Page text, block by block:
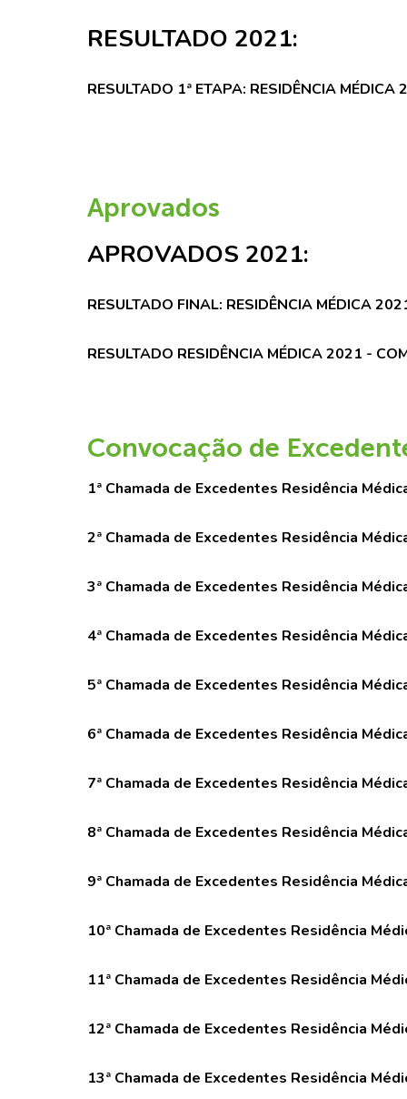
RESULTADO 2021:
RESULTADO 1ª ETAPA: RESIDÊNCIA MÉDICA
Aprovados
APROVADOS 2021:
RESULTADO FINAL: RESIDÊNCIA MÉDICA
RESULTADO RESIDÊNCIA MÉDICA 2021 -
Convocação de
1ª Chamada de Excedentes Residência
2ª Chamada de Excedentes Residência
3ª Chamada de Excedentes Residência
4ª Chamada de Excedentes Residência
5ª Chamada de Excedentes Residência
6ª Chamada de Excedentes Residência
7ª Chamada de Excedentes Residência
8ª Chamada de Excedentes Residência
9ª Chamada de Excedentes Residência
10ª Chamada de Excedentes Residência
11ª Chamada de Excedentes Residência
12ª Chamada de Excedentes Residência
13ª Chamada de Excedentes Residência